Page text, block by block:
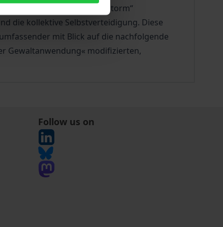
Operation “desert storm“
die kollektive Selbstverteidigung. Diese
mit Blick auf die nachfolgende
Gewaltanwendung« modifizierten,
Follow us on